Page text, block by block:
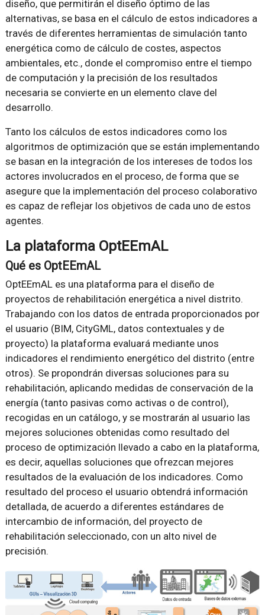
diseño, que permitirán el diseño óptimo de las
alternativas, se basa en el cálculo de estos indicadores a
través de diferentes herramientas de simulación tanto
energética como de cálculo de costes, aspectos
ambientales, etc., donde el compromiso entre el tiempo
de computación y la precisión de los resultados
necesaria se convierte en un elemento clave del
desarrollo.
Tanto los cálculos de estos indicadores como los
algoritmos de optimización que se están implementando
se basan en la integración de los intereses de todos los
actores involucrados en el proceso, de forma que se
asegure que la implementación del proceso colaborativo
es capaz de reflejar los objetivos de cada uno de estos
agentes.
La plataforma OptEEmAL
Qué es OptEEmAL
OptEEmAL es una plataforma para el diseño de
proyectos de rehabilitación energética a nivel distrito.
Trabajando con los datos de entrada proporcionados por
el usuario (BIM, CityGML, datos contextuales y de
proyecto) la plataforma evaluará mediante unos
indicadores el rendimiento energético del distrito (entre
otros). Se propondrán diversas soluciones para su
rehabilitación, aplicando medidas de conservación de la
energía (tanto pasivas como activas o de control),
recogidas en un catálogo, y se mostrarán al usuario las
mejores soluciones obtenidas como resultado del
proceso de optimización llevado a cabo en la plataforma,
es decir, aquellas soluciones que ofrezcan mejores
resultados de la evaluación de los indicadores. Como
resultado del proceso el usuario obtendrá información
detallada, de acuerdo a diferentes estándares de
intercambio de información, del proyecto de
rehabilitación seleccionado, con un alto nivel de
precisión.